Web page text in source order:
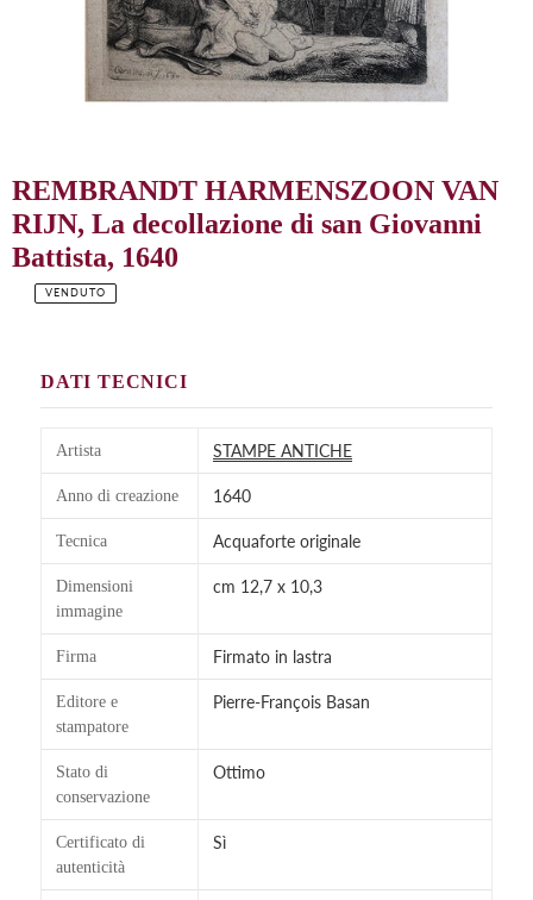
REMBRANDT HARMENSZOON VAN
RIJN, La decollazione di san Giovanni
Battista, 1640
Prezzo
listino
VENDUTO
DATI TECNICI
Artista STAMPE ANTICHE
Anno di creazione 1640
Tecnica Acquaforte originale
Dimensioni
immagine
cm 12,7 x 10,3
Firma Firmato in lastra
Editore e
stampatore
Pierre-François Basan
Stato di
conservazione
Ottimo
Certificato di
autenticità
Sì